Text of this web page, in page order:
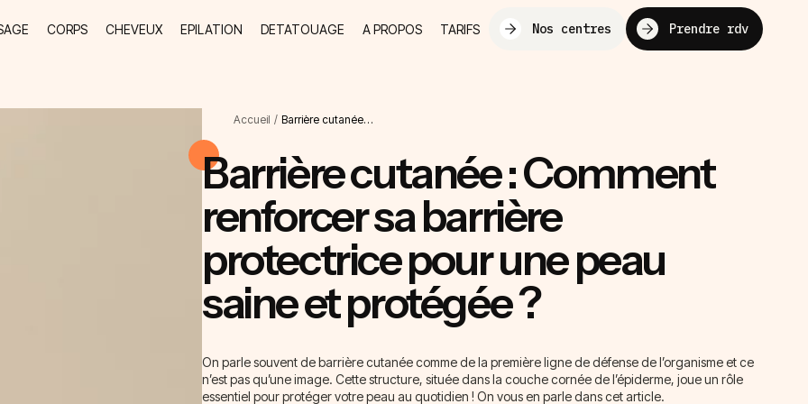
CORPS CHEVEUX EPILATION DETATOUAGE A PROPOS TARIFS Nos centres Prendre rdv
Accueil / Barrière cutanée…
Barrière cutanée : Comment
renforcer sa barrière
protectrice pour une peau
saine et protégée ?
On parle souvent de barrière cutanée comme de la première ligne de défense de l’organisme et ce
n’est pas qu’une image. Cette structure, située dans la couche cornée de l’épiderme, joue un rôle
essentiel pour protéger votre peau au quotidien ! On vous en parle dans cet article.